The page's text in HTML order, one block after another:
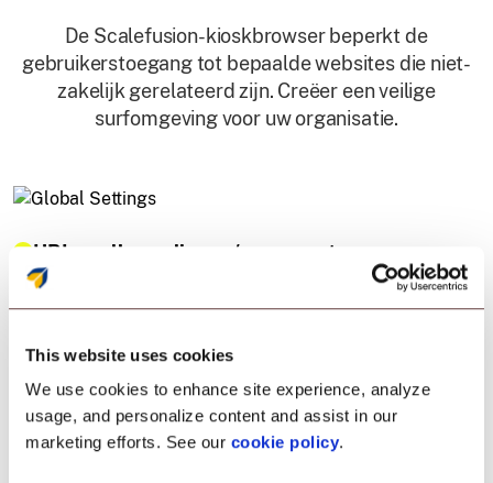
This website uses cookies
We use cookies to enhance site experience, analyze
usage, and personalize content and assist in our
marketing efforts. See our cookie policy.
De Scalefusion-kioskbrowser beperkt de
gebruikerstoegang tot bepaalde websites die niet-
zakelijk gerelateerd zijn. Creëer een veilige
surfomgeving voor uw organisatie.
URL-snelkoppelingen/aangepaste
snelkoppelingen
heeft goedgekeurd. Geef ze weer op het aanpasbare
startscherm van het apparaat. Zorg ervoor dat uw
gebruikers gemakkelijk naar die websites kunnen
navigeren. U kunt deze URL-snelkoppelingen zelfs